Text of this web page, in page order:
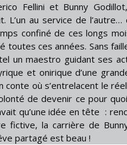
Fellini et Bunny
L’un au service de
confiné de ces longs
toutes ces années. Sans
tel un maestro guidant ses
et onirique d’une
conte où s’entrelacent le
de devenir ce pour
qu’une idée en tête :
la carrière de
partagé est beau !